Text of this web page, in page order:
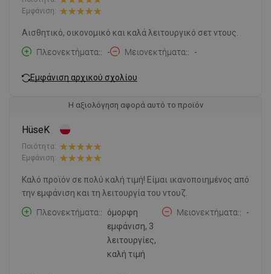
Εμφάνιση:
Αισθητικό, οικονομικό και καλά λειτουργικό σετ ντους.
Πλεονεκτήματα:
- Μειονεκτήματα: -
Εμφάνιση αρχικού σχολίου
Η αξιολόγηση αφορά αυτό το προϊόν
HüseK
Ποιότητα:
Εμφάνιση:
Καλό προϊόν σε πολύ καλή τιμή! Είμαι ικανοποιημένος από
την εμφάνιση και τη λειτουργία του ντουζ.
Πλεονεκτήματα:
όμορφη
εμφάνιση, 3
λειτουργίες,
καλή τιμή
Μειονεκτήματα: -